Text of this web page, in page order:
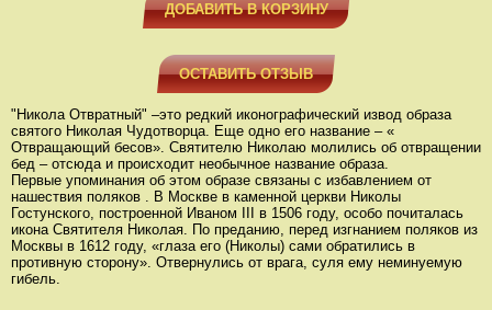
ДОБАВИТЬ В КОРЗИНУ
ОСТАВИТЬ ОТЗЫВ
"Никола Отвратный" –это редкий иконографический извод образа
святого Николая Чудотворца. Еще одно его название – «
Отвращающий бесов». Святителю Николаю молились об отвращении
бед – отсюда и происходит необычное название образа.
Первые упоминания об этом образе связаны с избавлением от
нашествия поляков . В Москве в каменной церкви Николы
Гостунского, построенной Иваном III в 1506 году, особо почиталась
икона Святителя Николая. По преданию, перед изгнанием поляков из
Москвы в 1612 году, «глаза его (Николы) сами обратились в
противную сторону». Отвернулись от врага, суля ему неминуемую
гибель.